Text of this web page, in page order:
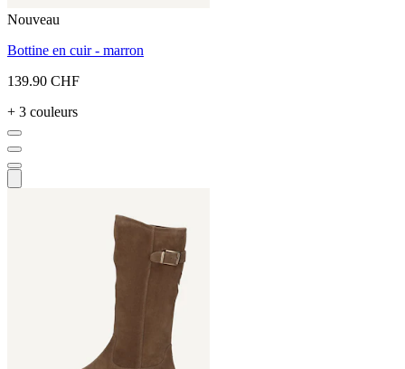
Nouveau
Bottine en cuir - marron
139.90 CHF
+ 3 couleurs